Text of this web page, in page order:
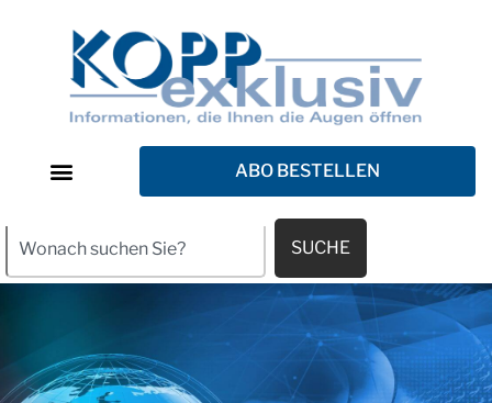
ABO BESTELLEN
SUCHE